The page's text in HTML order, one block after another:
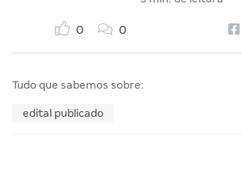
0 0
Tudo que sabemos sobre:
edital publicado